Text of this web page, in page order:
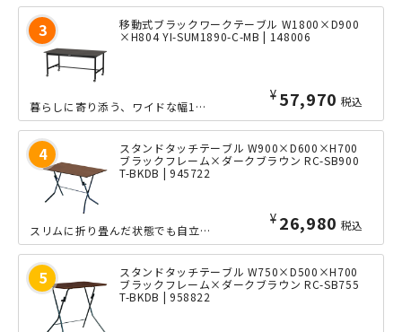
移動式ブラックワークテーブル W1800×D900
×H804 YI-SUM1890-C-MB | 148006
¥ 57,970 税込
暮らしに寄り添う、ワイドな幅1800mmタイプの移動式ブラックワークテーブルです...
スタンドタッチテーブル W900×D600×H700
ブラックフレーム×ダークブラウン RC-SB900
T-BKDB | 945722
¥ 26,980 税込
スリムに折り畳んだ状態でも自立し、省スペースに収納できることで、ちょっとした補助...
スタンドタッチテーブル W750×D500×H700
ブラックフレーム×ダークブラウン RC-SB755
T-BKDB | 958822